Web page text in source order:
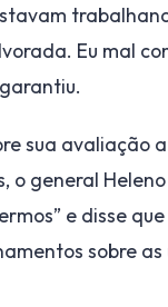
Eu mal
sua avaliação
o general
e disse
sobre as